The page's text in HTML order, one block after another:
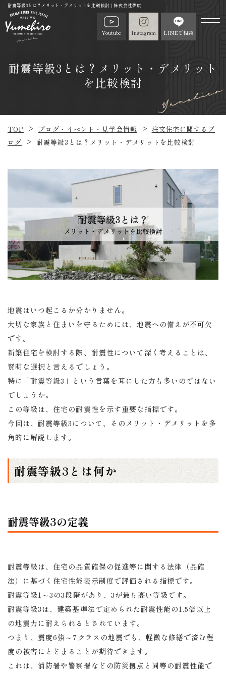
耐震等級3とは？メリット・デメリットを比較検討｜株式会社夢広
Youtube Instagram LINEで相談
耐震等級3とは？メリット・デメリット
を比較検討
TOP ブログ・イベント・見学会情報
注文住宅に関するブ
ログ
耐震等級3とは？メリット・デメリットを比較検討
地震はいつ起こるか分かりません。
大切な家族と住まいを守るためには、地震への備えが不可欠
です。
新築住宅を検討する際、耐震性について深く考えることは、
賢明な選択と言えるでしょう。
特に「耐震等級3」という言葉を耳にした方も多いのではない
でしょうか。
この等級は、住宅の耐震性を示す重要な指標です。
今回は、耐震等級3について、そのメリット・デメリットを多
角的に解説します。
耐震等級3とは何か
耐震等級3の定義
耐震等級は、住宅の品質確保の促進等に関する法律（品確
法）に基づく住宅性能表示制度で評価される指標です。
耐震等級1～3の3段階があり、3が最も高い等級です。
耐震等級3は、建築基準法で定められた耐震性能の1.5倍以上
の地震力に耐えられるとされています。
つまり、震度6強～7クラスの地震でも、軽微な修繕で済む程
度の被害にとどまることが期待できます。
これは、消防署や警察署などの防災拠点と同等の耐震性能で